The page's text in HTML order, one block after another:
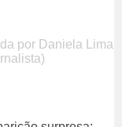
por Daniela Lima